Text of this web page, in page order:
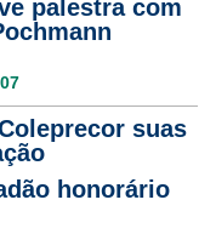
palestra com
suas
honorário